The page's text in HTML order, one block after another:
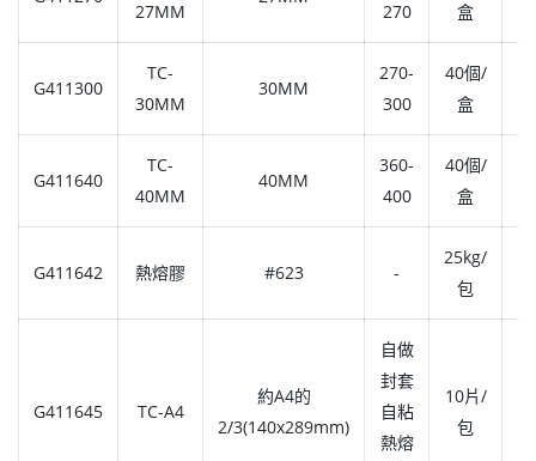
27MM
270
盒
G411300
TC-
30MM
30MM
270-
300
40個/
盒
G411640
TC-
40MM
40MM
360-
400
40個/
盒
G411642 熱熔膠 #623 -
25kg/
包
G411645 TC-A4
約A4的
2/3(140x289mm)
自做
封套
自粘
熱熔
10片/
包